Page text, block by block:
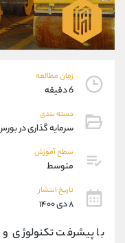
زمان مطالعه
6 دقیقه
دسته بندی
سرمایه گذاری در
سطح آموزش
متوسط
تاریخ انتشار
۸ دی ۱۴۰۰
با پیشرفت تکنولوژی
واتساپ
تلگرام
پشتیبان فروش
موبایل
واتساپ
داخلی
اطلاعات تماس (دفتر فروش)
تلفن